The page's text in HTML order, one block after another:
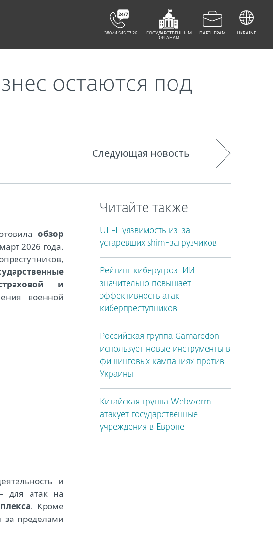
остаются под
Следующая новость
обзор
2026 года.
и
военной
и
для атак на
. Кроме
за пределами
Читайте также
UEFI-уязвимость из-за
устаревших shim-загрузчиков
Рейтинг киберугроз: ИИ
значительно повышает
эффективность атак
киберпреступников
Российская группа Gamaredon
использует новые инструменты в
фишинговых кампаниях против
Украины
Китайская группа Webworm
атакует государственные
учреждения в Европе
+380 44 545 77 26 ГОСУДАРСТВЕННЫМ
ОРГАНАМ
ПАРТНЕРАМ UKRAINE